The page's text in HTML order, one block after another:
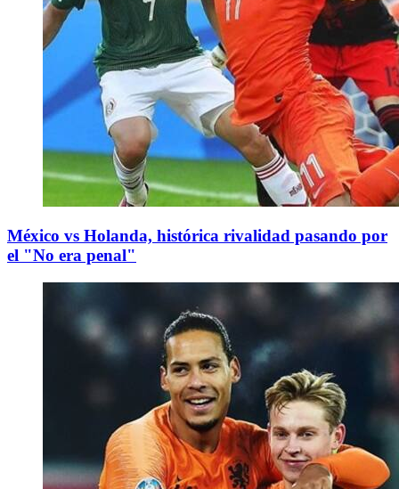
México vs Holanda, histórica rivalidad pasando por
el "No era penal"